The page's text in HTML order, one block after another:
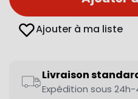
Ajouter à ma liste
Livraison
Expédition sous